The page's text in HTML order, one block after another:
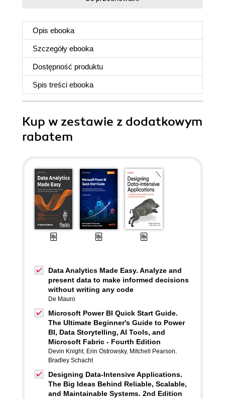
Opis ebooka
Szczegóły ebooka
Dostępność produktu
Spis treści ebooka
Kup w zestawie z dodatkowym
rabatem
Data Analytics Made Easy. Analyze and
present data to make informed decisions
without writing any code
De Mauro
Microsoft Power BI Quick Start Guide.
The Ultimate Beginner's Guide to Power
BI, Data Storytelling, AI Tools, and
Microsoft Fabric - Fourth Edition
Devin Knight, Erin Ostrowsky, Mitchell Pearson,
Bradley Schacht
Designing Data-Intensive Applications.
The Big Ideas Behind Reliable, Scalable,
and Maintainable Systems. 2nd Edition